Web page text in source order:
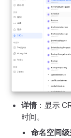
详情：显示
时间。
命名空间级